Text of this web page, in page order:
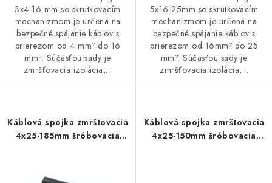
3x4-16 mm so skrutkovacím
mechanizmom je určená na
bezpečné spájanie káblov s
prierezom od 4 mm² do 16
mm². Súčasťou sady je
zmršťovacia izolácia,...
5x16-25mm so skrutkovacím
mechanizmom je určená na
bezpečné spájanie káblov s
prierezom od 16mm² do 25
mm². Súčasťou sady je
zmršťovacia izolácia,...
Káblová spojka zmrštovacia
4x25-185mm šróbovacia
Káblová spojka zmrštovacia
4x25-150mm šróbovacia